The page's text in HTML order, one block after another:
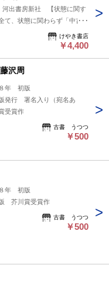
出書房新社 【状態に関す
て、状態に関わらず「中古品
日本の古本屋」は６段階の
が、当店の扱う商品の特質
考慮にいれないで下さい。
題なく良好とお考え下さ
けやき書店
￥4,400
沢周
年 初版
発行 署名入り（宛名あ
受賞作
古書 うつつ
￥500
年 初版
芥川賞受賞作
古書 うつつ
￥500